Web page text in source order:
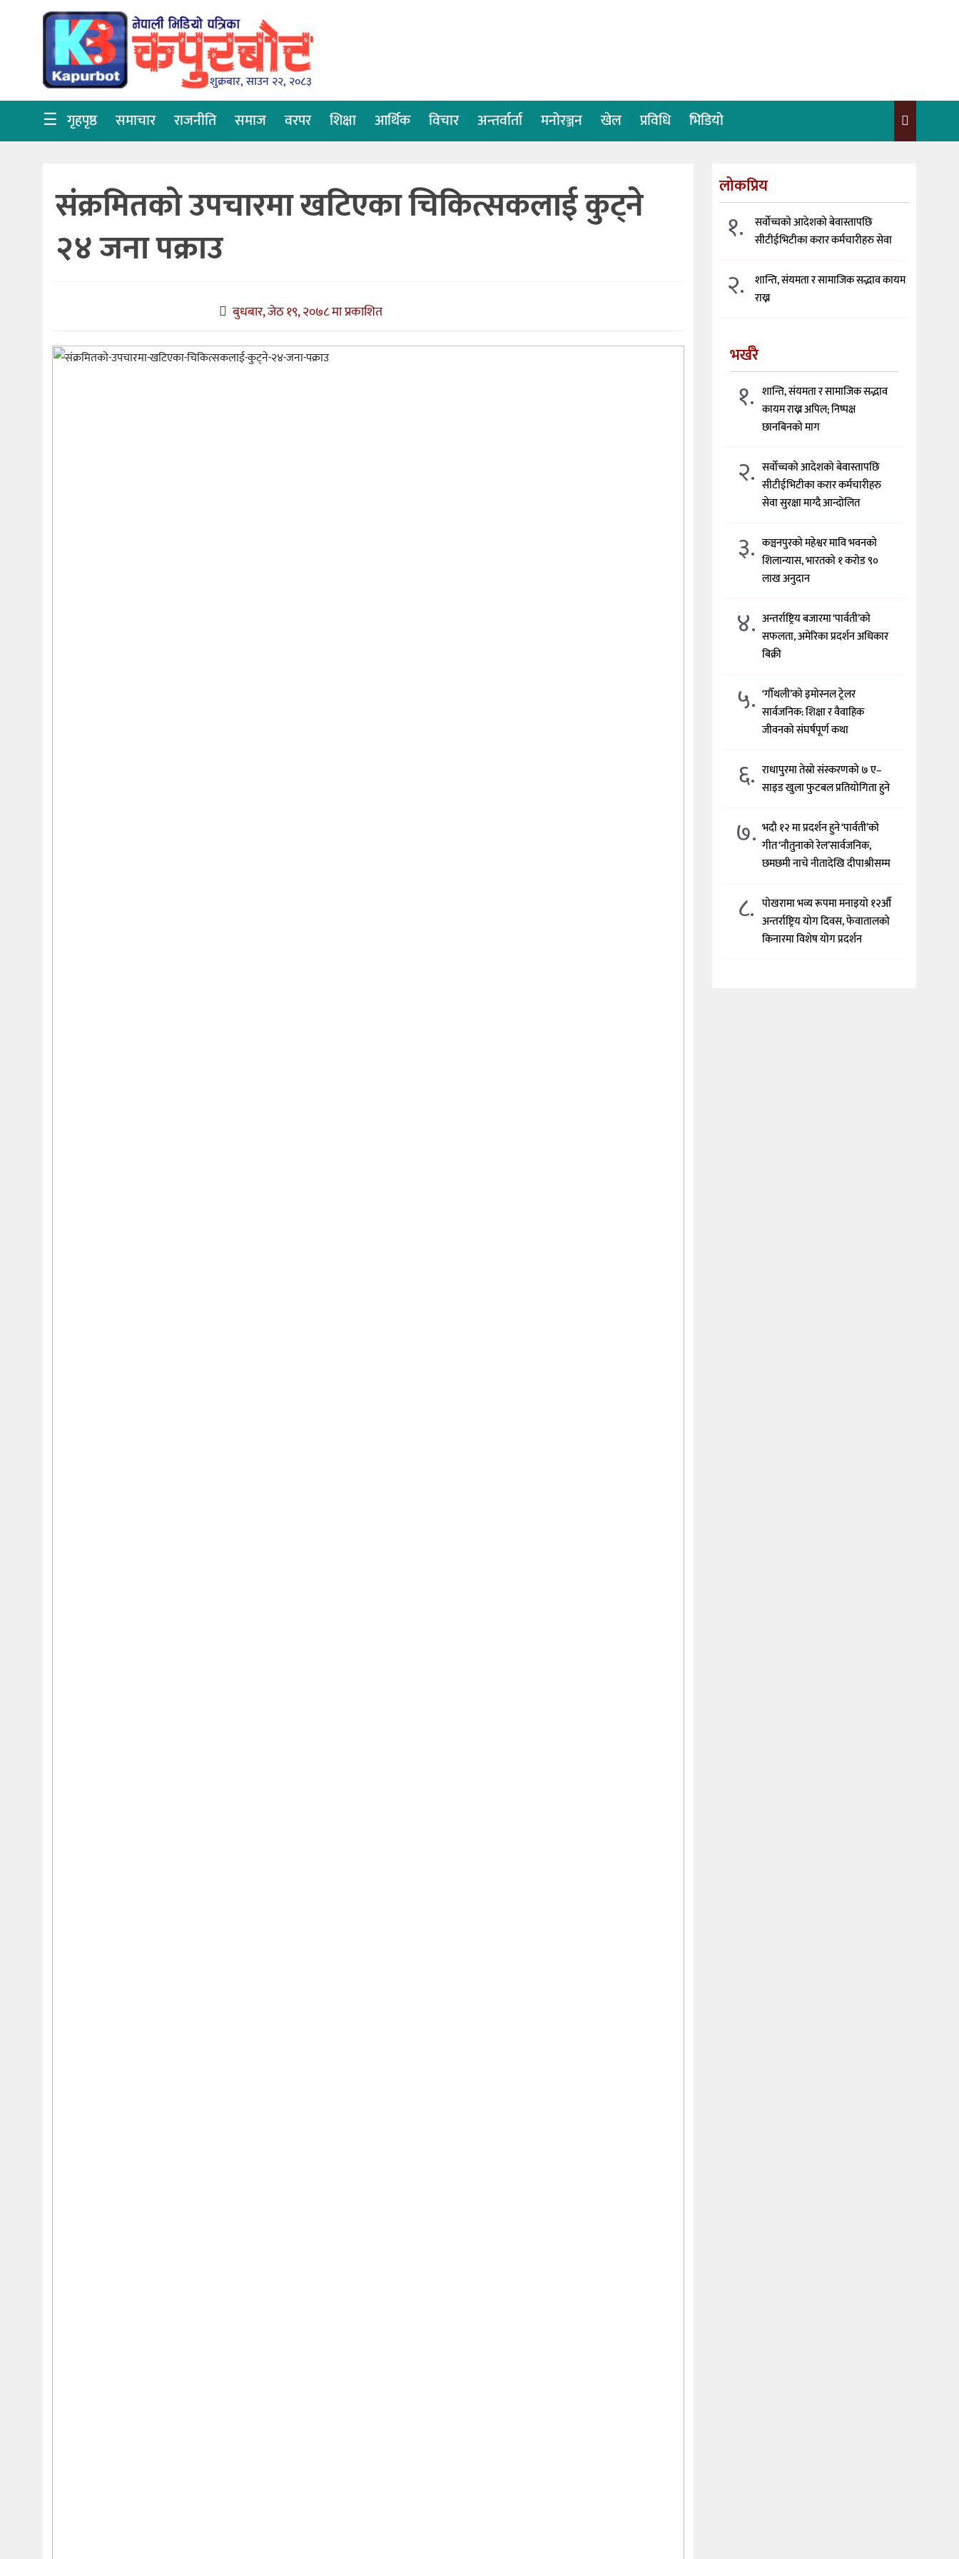
समाचार
राजनीति
समाज
शुक्रबार, साउन २२, २०८३
☰ गृहपृष्ठ समाचार राजनीति समाज वरपर शिक्षा आर्थिक विचार अन्तर्वार्ता मनोरञ्जन खेल प्रविधि भिडियो
संक्रमितको उपचारमा खटिएका चिकित्सकलाई कुट्ने
२४ जना पक्राउ
बुधबार, जेठ १९, २०७८ मा प्रकाशित
लोकप्रिय
१.
सर्वोच्चको आदेशको बेवास्तापछि
सीटीईभिटीका करार कर्मचारीहरु सेवा
२.
शान्ति, संयमता र सामाजिक सद्भाव कायम
राख्न
भर्खरै
१. शान्ति, संयमता र सामाजिक सद्भाव
कायम राख्न अपिल; निष्पक्ष
छानबिनको माग
२. सर्वोच्चको आदेशको बेवास्तापछि
सीटीईभिटीका करार कर्मचारीहरु
सेवा सुरक्षा माग्दै आन्दोलित
३. कञ्चनपुरको महेश्वर मावि भवनको
शिलान्यास, भारतको १ करोड ९०
लाख अनुदान
४. अन्तर्राष्ट्रिय बजारमा ‘पार्वती’को
सफलता, अमेरिका प्रदर्शन अधिकार
बिक्री
५. ‘गौँथली’को इमोस्नल ट्रेलर
सार्वजनिक: शिक्षा र वैवाहिक
जीवनको संघर्षपूर्ण कथा
६. राधापुरमा तेस्रो संस्करणको ७ ए–
साइड खुला फुटबल प्रतियोगिता हुने
७. भदौ १२ मा प्रदर्शन हुने ‘पार्वती’को
गीत ‘नौतुनाको रेल’सार्वजनिक,
छमछमी नाचे नीतादेखि दीपाश्रीसम्म
८. पोखरामा भव्य रूपमा मनाइयो १२औँ
अन्तर्राष्ट्रिय योग दिवस, फेवातालको
किनारमा विशेष योग प्रदर्शन